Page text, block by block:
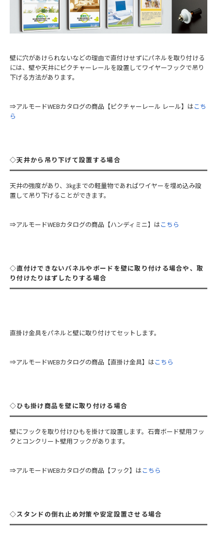
壁に穴があけられないなどの理由で直付けせずにパネルを取り付ける
には、壁や天井にピクチャーレールを設置してワイヤーフックで吊り
下げる方法があります。
⇒アルモードWEBカタログの商品【ピクチャーレール レール】はこち
ら
◇天井から吊り下げて設置する場合
天井の強度があり、3㎏までの軽量物であればワイヤーを埋め込み設
置して吊り下げることができます。
⇒アルモードWEBカタログの商品【ハンディミニ】はこちら
◇直付けできないパネルやボードを壁に取り付ける場合や、取
り付けたりはずしたりする場合
直掛け金具をパネルと壁に取り付けてセットします。
⇒アルモードWEBカタログの商品【直掛け金具】はこちら
◇ひも掛け商品を壁に取り付ける場合
壁にフックを取り付けひもを掛けて設置します。石膏ボード壁用フッ
クとコンクリート壁用フックがあります。
⇒アルモードWEBカタログの商品【フック】はこちら
◇スタンドの倒れ止め対策や安定設置させる場合